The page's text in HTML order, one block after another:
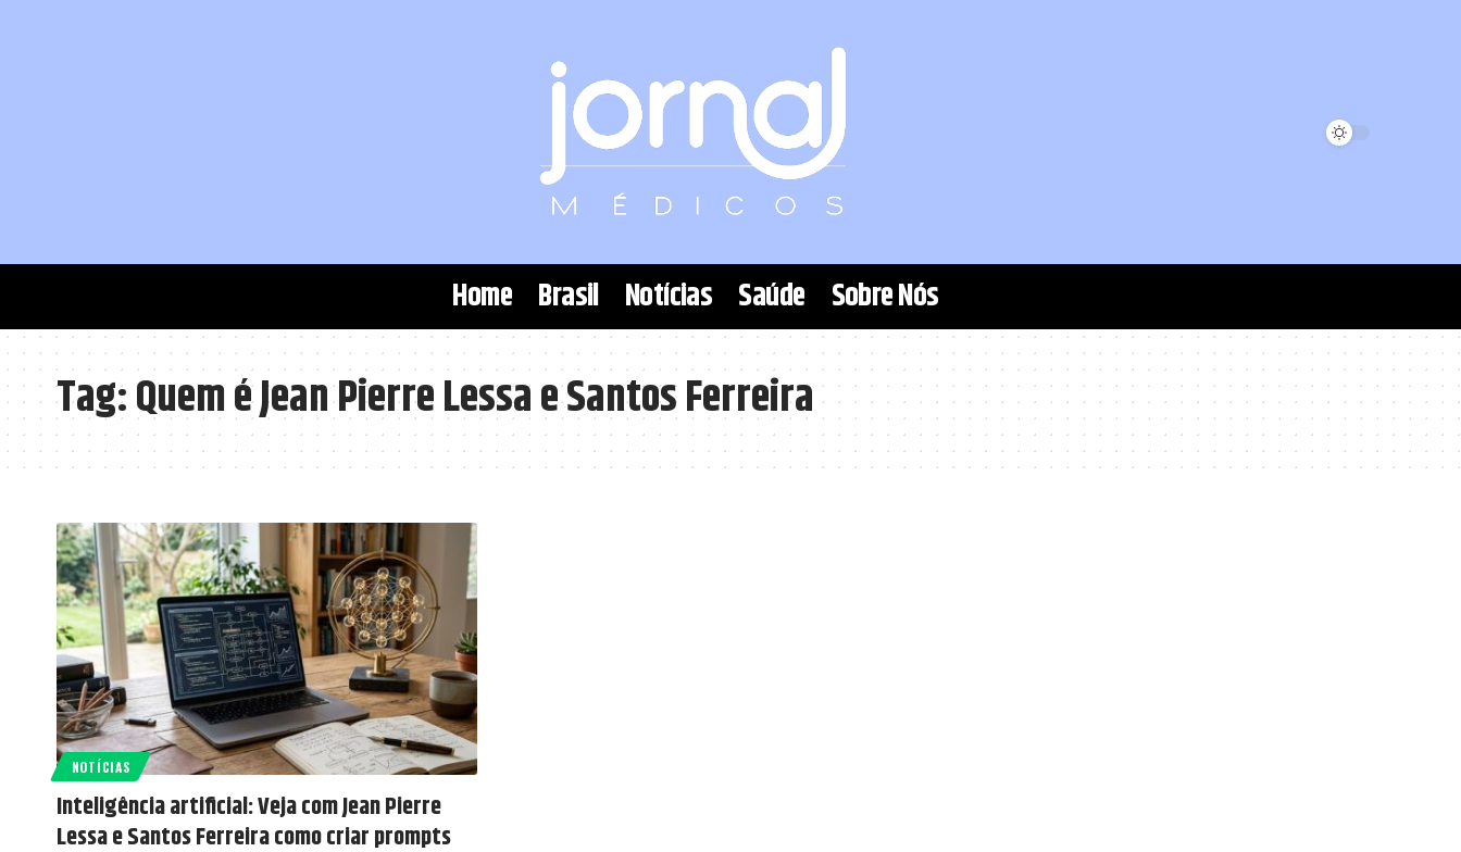
Home Brasil Notícias Saúde Sobre Nós
Tag:Quem é Jean Pierre Lessa e Santos Ferreira
NOTÍCIAS
Inteligência artificial: Veja com Jean Pierre
Lessa e Santos Ferreira como criar prompts